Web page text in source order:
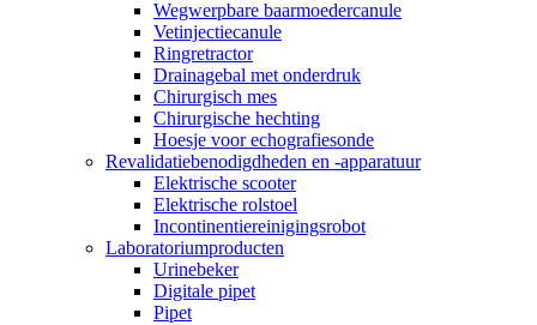
Wegwerpbare baarmoedercanule
Vetinjectiecanule
Ringretractor
Drainagebal met onderdruk
Chirurgisch mes
Chirurgische hechting
Hoesje voor echografiesonde
Revalidatiebenodigdheden en -apparatuur
Elektrische scooter
Elektrische rolstoel
Incontinentiereinigingsrobot
Laboratoriumproducten
Urinebeker
Digitale pipet
Pipet